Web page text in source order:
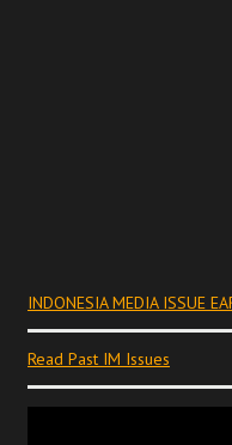
INDONESIA MEDIA ISSUE
Read Past IM Issues